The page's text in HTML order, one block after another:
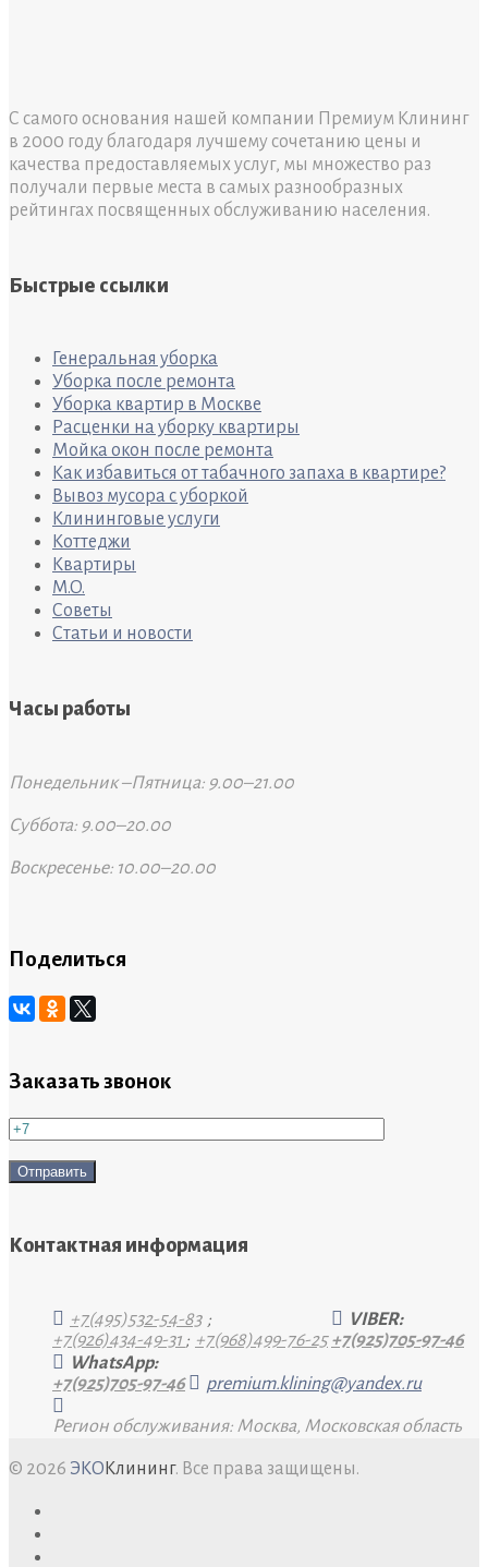
С самого основания нашей компании Премиум Клининг
в 2000 году благодаря лучшему сочетанию цены и
качества предоставляемых услуг, мы множество раз
получали первые места в самых разнообразных
рейтингах посвященных обслуживанию населения.
Быстрые ссылки
Генеральная уборка
Уборка после ремонта
Уборка квартир в Москве
Расценки на уборку квартиры
Мойка окон после ремонта
Как избавиться от табачного запаха в квартире?
Вывоз мусора с уборкой
Клининговые услуги
Коттеджи
Квартиры
M.O.
Советы
Статьи и новости
Часы работы
Понедельник –Пятница: 9.00–21.00
Суббота: 9.00–20.00
Воскресенье: 10.00–20.00
Поделиться
Заказать звонок
Контактная информация
+7(495)532-54-83 ;
+7(926)434-49-31 ; +7(968)499-76-25
VIBER:
+7(925)705-97-46
WhatsApp:
+7(925)705-97-46
premium.klining@yandex.ru
Регион обслуживания: Москва, Московская область
© 2026 ЭКО Клининг. Все права защищены.